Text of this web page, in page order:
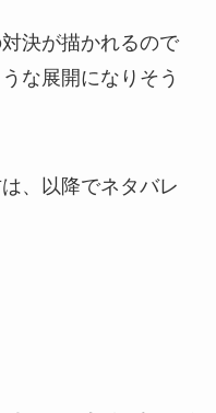
決が描かれるので
な展開になりそう
、以降でネタバレ